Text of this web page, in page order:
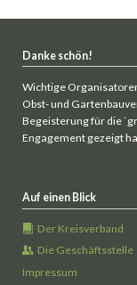
Danke schön!
Wichtige
Obst- und
Begeisterung für die
Engagement gezeigt
Auf einen Blick
Der Kreisverband
Die Geschäftsstelle
Impressum